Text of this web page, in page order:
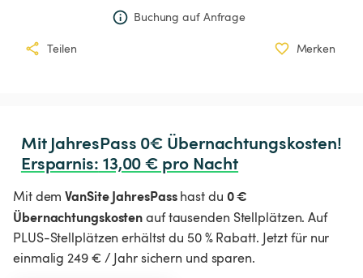
Buchung auf Anfrage
Teilen Merken
Ersparnis: 13,00 € pro Nacht
Mit demVanSite JahresPasshast du 0 €
Übernachtungskostenauf tausenden Stellplätzen. Auf
PLUS-Stellplätzen erhältst du 50 % Rabatt. Jetzt für nur
einmalig 249 € / Jahr sichern und sparen.